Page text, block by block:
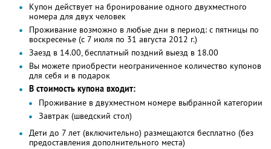
Купон действует на бронирование одного двухместного
номера для двух человек
Проживание возможно в любые дни в период: с пятницы по
воскресенье (с 7 июля по 31 августа 2012 г.)
Заезд в 14.00, бесплатный поздний выезд в 18.00
Вы можете приобрести неограниченное количество купонов
для себя и в подарок
В стоимость купона входит:
Проживание в двухместном номере выбранной категории
Завтрак (шведский стол)
Дети до 7 лет (включительно) размещаются бесплатно (без
предоставления дополнительного места)